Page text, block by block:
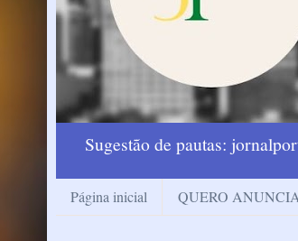
Sugestão de pautas:
Página inicial QUERO